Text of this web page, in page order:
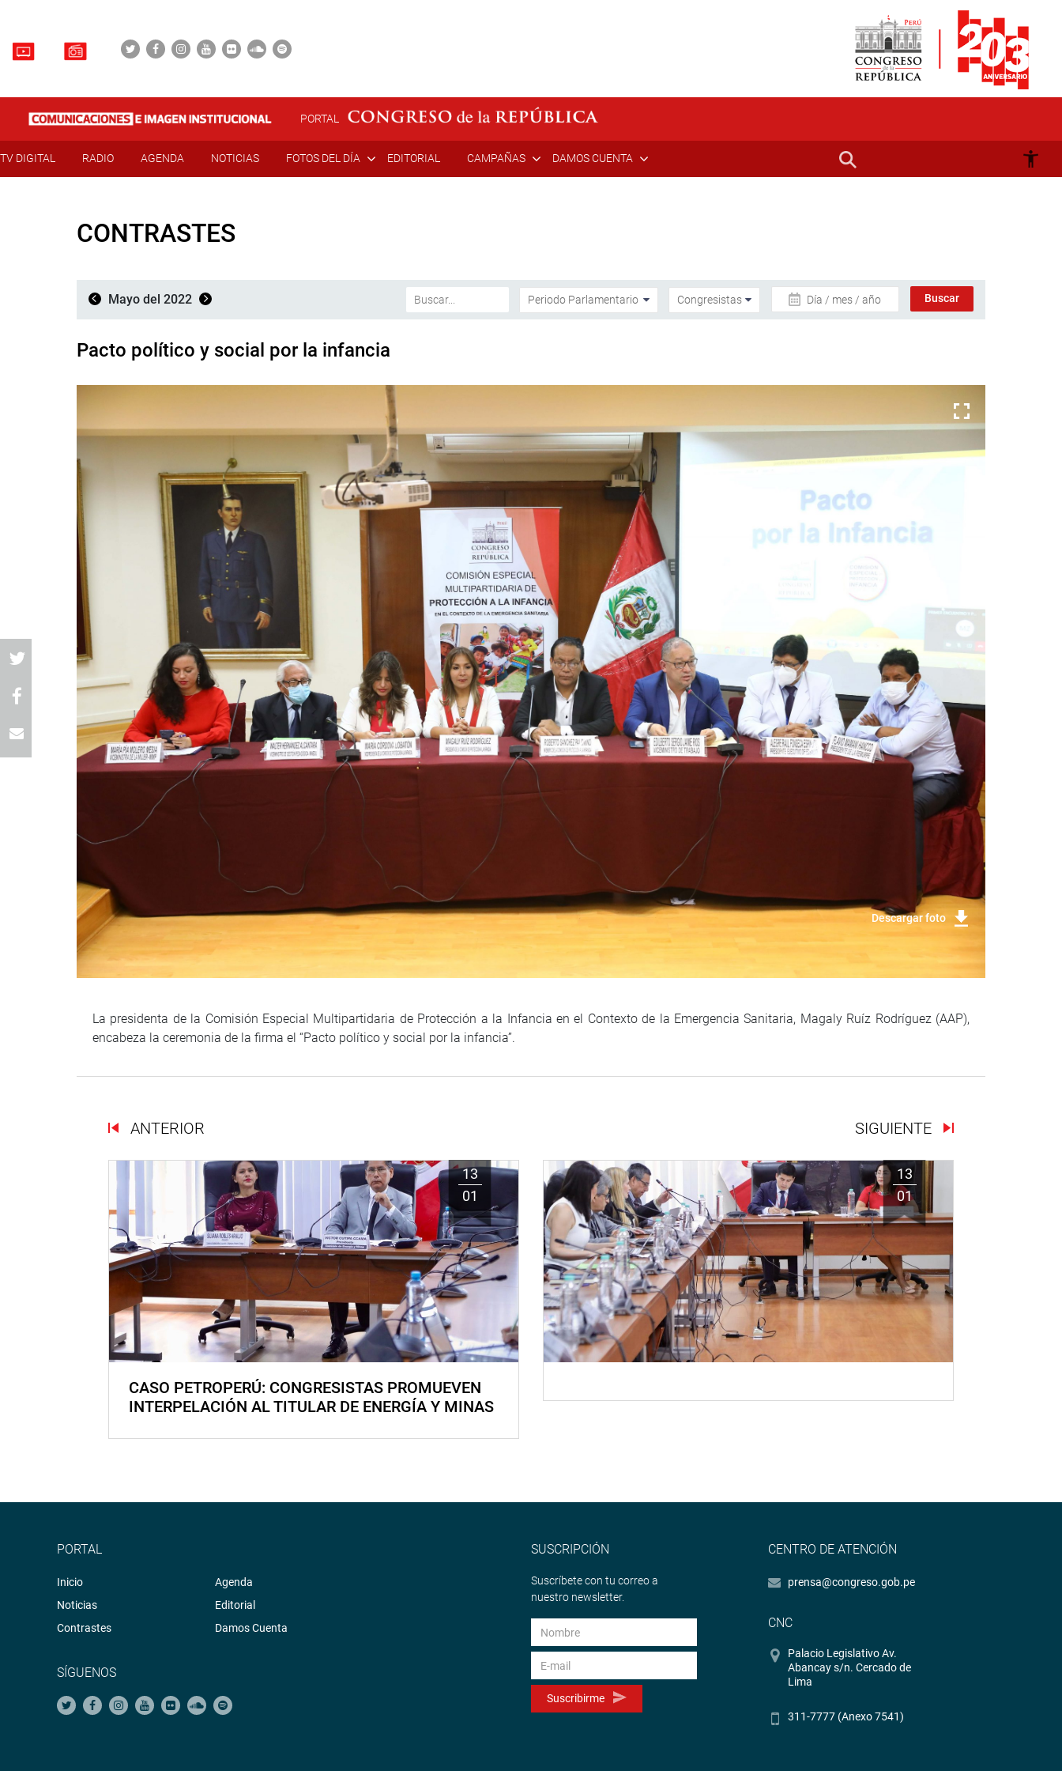
PORTAL
TV DIGITAL RADIO AGENDA NOTICIAS FOTOS DEL DÍA EDITORIAL CAMPAÑAS DAMOS CUENTA
CONTRASTES
Mayo del 2022 Día / mes / año
Pacto político y social por la infancia
Descargar foto
La presidenta de la Comisión Especial Multipartidaria de Protección a la Infancia en el Contexto de la Emergencia Sanitaria, Magaly Ruíz Rodríguez (AAP),
encabeza la ceremonia de la firma el “Pacto político y social por la infancia”.
ANTERIOR SIGUIENTE
13
01
CASO PETROPERÚ: CONGRESISTAS PROMUEVEN
INTERPELACIÓN AL TITULAR DE ENERGÍA Y MINAS
13
01
PORTAL
Inicio
Noticias
Contrastes
Agenda
Editorial
Damos Cuenta
SÍGUENOS
SUSCRIPCIÓN
Suscríbete con tu correo a
nuestro newsletter.
Suscribirme
CENTRO DE ATENCIÓN
prensa@congreso.gob.pe
CNC
Palacio Legislativo Av.
Abancay s/n. Cercado de
Lima
311-7777 (Anexo 7541)